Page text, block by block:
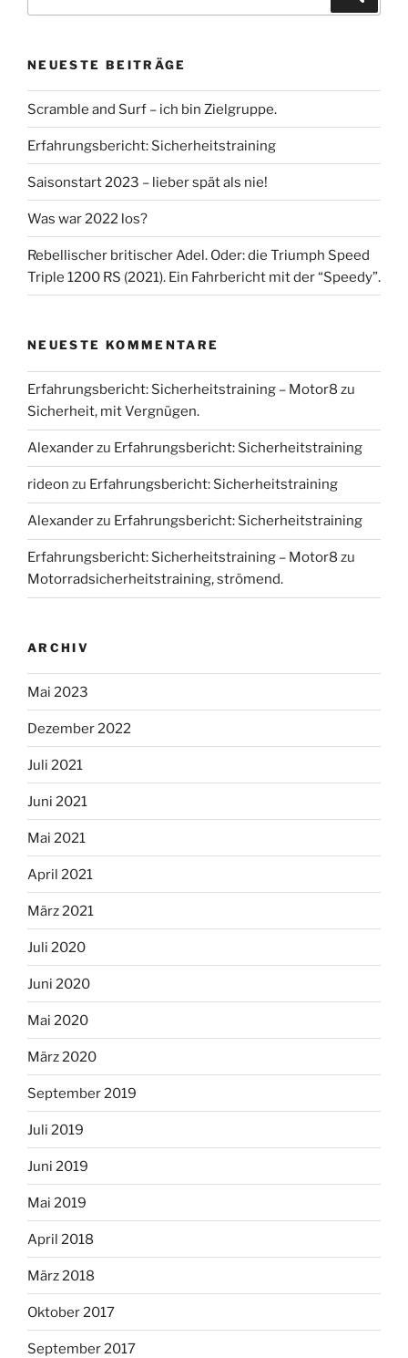
NEUESTE BEITRÄGE
Scramble and Surf – ich bin Zielgruppe.
Erfahrungsbericht: Sicherheitstraining
Saisonstart 2023 – lieber spät als nie!
Was war 2022 los?
Rebellischer britischer Adel. Oder: die Triumph Speed
Triple 1200 RS (2021). Ein Fahrbericht mit der “Speedy”.
NEUESTE KOMMENTARE
Erfahrungsbericht: Sicherheitstraining – Motor8 zu
Sicherheit, mit Vergnügen.
Alexanderzu Erfahrungsbericht: Sicherheitstraining
rideon zu Erfahrungsbericht: Sicherheitstraining
Alexanderzu Erfahrungsbericht: Sicherheitstraining
Erfahrungsbericht: Sicherheitstraining – Motor8 zu
Motorradsicherheitstraining, strömend.
ARCHIV
Mai 2023
Dezember 2022
Juli 2021
Juni 2021
Mai 2021
April 2021
März 2021
Juli 2020
Juni 2020
Mai 2020
März 2020
September 2019
Juli 2019
Juni 2019
Mai 2019
April 2018
März 2018
Oktober 2017
September 2017